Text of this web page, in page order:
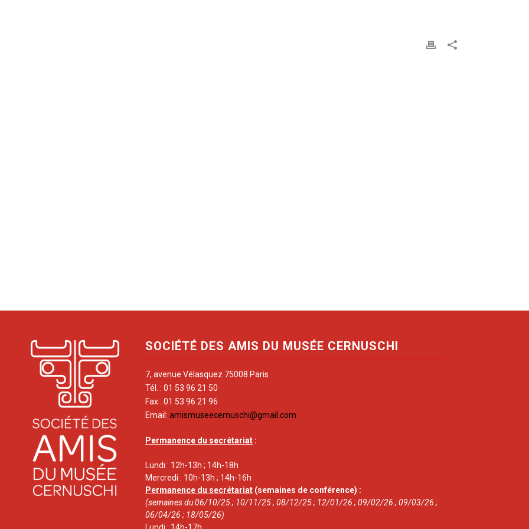
SOCIÉTÉ DES AMIS DU MUSÉE CERNUSCHI
7, avenue Vélasquez 75008 Paris
Tél. : 01 53 96 21 50
Fax : 01 53 96 21 96
Email: amismuseecernuschi@gmail.com
Permanence du secrétariat :
Lundi : 12h-13h ; 14h-18h
Mercredi : 10h-13h ; 14h-16h
Permanence du secrétariat (semaines de conférence) :
(semaines du 06/10/25 ; 10/11/25 ; 08/12/25 ; 12/01/26 ; 09/02/26 ; 09/03/26 ;
06/04/26 ; 18/05/26)
Lundi : 14h-17h